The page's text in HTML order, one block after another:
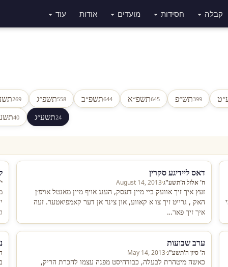
קבלה חסידות מועדים אודות עוד
269 תשפ״ג558 תשפ״ב644 תשפ״א645 תש״פ399
40 תשע״ג24
דאס ליידיגע סקרין
ח' אלול ה'תשע"ג·
August 14, 2013
זעץ איך זיך אוועק ביי מיין דעסק, הענג אויף מיין מאנטל אויפ׳ן
האק , גרייט זיך צו א קאווע, און צינד אן דער קאמפיאטער. זעה
איך זיך פאר…
ערב שבועות
ה' סיון ה'תשע"ג·
May 14, 2013
כאשה מיטהרת לבעלה, כבודהיסט מפנה עצמו להכרת הריק,